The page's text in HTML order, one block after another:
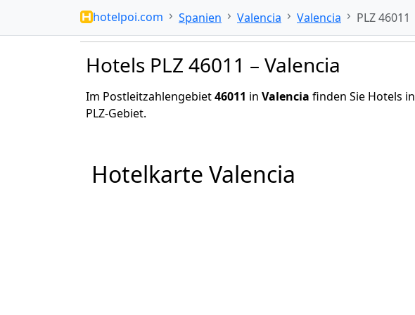
hotelpoi.com Spanien Valencia Valencia PLZ 46011
Hotels PLZ 46011 – Valencia
Im Postleitzahlengebiet46011 in Valencia finden Sie Hotels in
PLZ-Gebiet.
Hotelkarte Valencia